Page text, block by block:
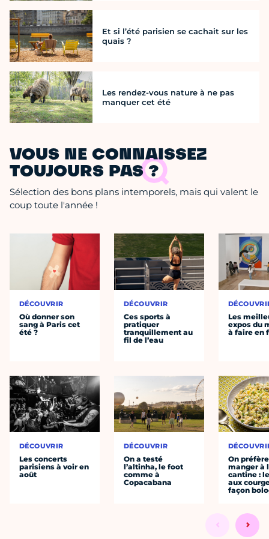
Et si l’été parisien se cachait sur les
quais ?
Les rendez-vous nature à ne pas
manquer cet été
VOUS NE CONNAISSEZ
TOUJOURS PAS ?
Sélection des bons plans intemporels, mais qui valent le
coup toute l'année !
DÉCOUVRIR
Où donner son
sang à Paris cet
été ?
DÉCOUVRIR
Les concerts
parisiens à voir en
août
DÉCOUVRIR
Ces sports à
pratiquer
tranquillement au
fil de l’eau
DÉCOUVRIR
On a testé
l’altinha, le foot
comme à
Copacabana
Les
expos du
à faire en
On préfère
manger à
cantine :
aux
façon